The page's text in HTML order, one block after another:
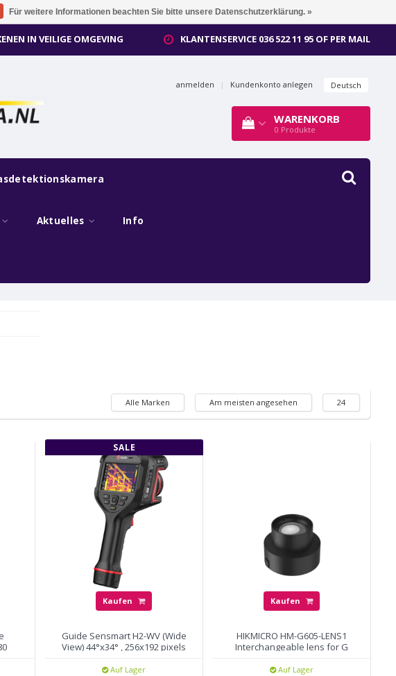
IN VEILIGE OMGEVING KLANTENSERVICE 036 522 11 95 OF PER MAIL
anmelden | Kundenkonto anlegen Deutsch
WARENKORB
0 Produkte
Aktuelles Info
Alle Marken Am meisten angesehen 24
SALE
Kaufen
Guide Sensmart H2-WV (Wide
View) 44°x34° , 256x192 pixels
Auf Lager
Kaufen
HIKMICRO HM-G605-LENS1
Interchangeable lens for G
Auf Lager
Für weitere Informationen beachten Sie bitte unsere Datenschutzerklärung. »